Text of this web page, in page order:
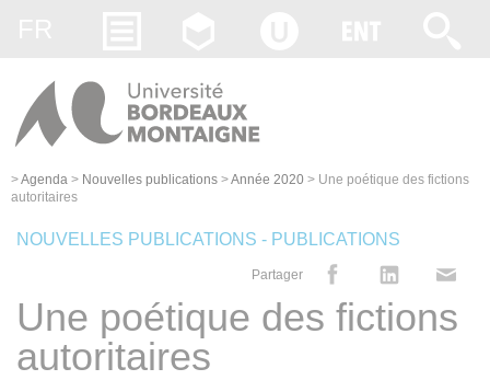
>Agenda > Nouvelles publications >Année 2020 > Une poétique des fictions
autoritaires
NOUVELLES PUBLICATIONS - PUBLICATIONS
Partager
Une poétique des fictions
autoritaires